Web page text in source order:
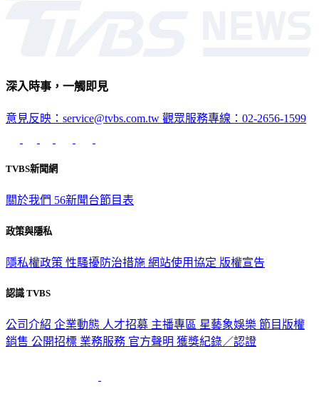
深入時事，一觸即見
意見反映：service@tvbs.com.tw 觀眾服務專線：02-2656-1599
TVBS新聞網
關於我們 56新聞台節目表
政策與隱私
隱私權政策 性騷擾防治措施 網站使用協定 版權宣告
認識 TVBS
公司介紹 企業動態 人才招募 主播專區 星藝象娛樂 節目版權
銷售 公開招標 業務服務 官方聲明 獲獎紀錄／認證